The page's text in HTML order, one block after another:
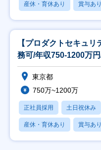
産休・育休あり 賞与あり
【プロダクトセキュ
務可/年収750-1200万
東京都
750万~1200万
正社員採用 土日祝休み
産休・育休あり 賞与あり